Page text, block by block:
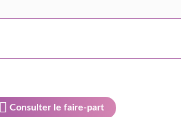
Consulter le faire-part